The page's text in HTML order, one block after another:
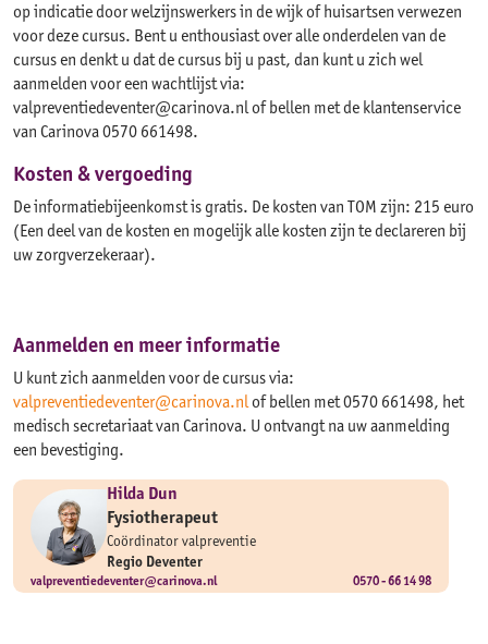
op indicatie door welzijnswerkers in de wijk of huisartsen verwezen
voor deze cursus. Bent u enthousiast over alle onderdelen van de
cursus en denkt u dat de cursus bij u past, dan kunt u zich wel
aanmelden voor een wachtlijst via:
valpreventiedeventer@carinova.nl of bellen met de klantenservice
van Carinova 0570 661498.
Kosten & vergoeding
De informatiebijeenkomst is gratis. De kosten van TOM zijn: 215 euro
(Een deel van de kosten en mogelijk alle kosten zijn te declareren bij
uw zorgverzekeraar).
Aanmelden en meer informatie
U kunt zich aanmelden voor de cursus via:
valpreventiedeventer@carinova.nlof bellen met 0570 661498, het
medisch secretariaat van Carinova. U ontvangt na uw aanmelding
een bevestiging.
Hilda Dun
Fysiotherapeut
Coördinator valpreventie
Regio Deventer
valpreventiedeventer@carinova.nl 0570 - 66 14 98